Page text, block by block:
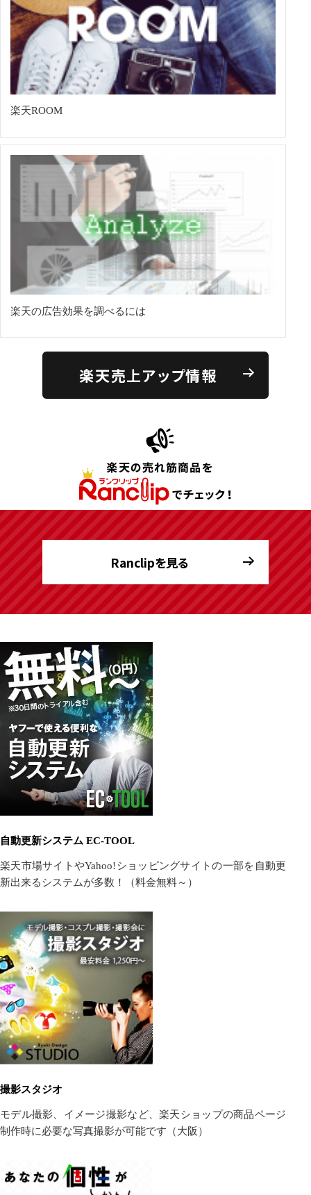
楽天ROOM
楽天の広告効果を調べるには
楽天売上アップ情報
Ranclipを見る
自動更新システム EC-TOOL
楽天市場サイトやYahoo!ショッピングサイトの一部を自動更
新出来るシステムが多数！（料金無料～）
撮影スタジオ
モデル撮影、イメージ撮影など、楽天ショップの商品ページ
制作時に必要な写真撮影が可能です（大阪）